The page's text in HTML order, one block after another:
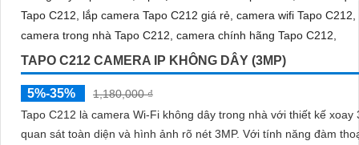
TAPO C212 CAMERA IP KHÔNG DÂY (3MP)
5%-35%
1,180,000 ₫
Tapo C212 là camera Wi-Fi không dây trong nhà với thiết kế xoay
quan sát toàn diện và hình ảnh rõ nét 3MP. Với tính năng đàm thoại 2